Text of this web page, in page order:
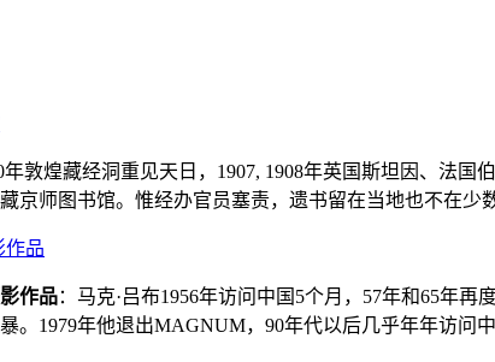
年敦煌藏经洞重见天日，1907, 1908年英国斯坦因、法
京师图书馆。惟经办官员塞责，遗书留在当地也不在少
作品：马克·吕布1956年访问中国5个月，57年和65年
。1979年他退出MAGNUM，90年代以后几乎年年访问